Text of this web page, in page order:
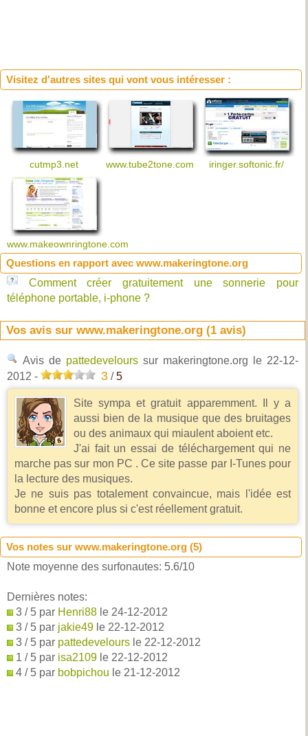
Visitez d'autres sites qui vont vous intéresser :
cutmp3.net www.tube2tone.com iringer.softonic.fr/
www.makeownringtone.com
Questions en rapport avec www.makeringtone.org
Comment créer gratuitement une sonnerie pour
téléphone portable, i-phone ?
Vos avis sur www.makeringtone.org (1 avis)
Avis de pattedevelours sur makeringtone.org le 22-12-
2012 - 3 /5
Site sympa et gratuit apparemment. Il y a
aussi bien de la musique que des bruitages
ou des animaux qui miaulent aboient etc.
J'ai fait un essai de téléchargement qui ne
marche pas sur mon PC . Ce site passe par I-Tunes pour
la lecture des musiques.
Je ne suis pas totalement convaincue, mais l'idée est
bonne et encore plus si c'est réellement gratuit.
Vos notes sur www.makeringtone.org (5)
Note moyenne des surfonautes: 5.6/10
Dernières notes:
3 / 5 par Henri88 le 24-12-2012
3 / 5 par jakie49 le 22-12-2012
3 / 5 par pattedevelours le 22-12-2012
1 / 5 par isa2109 le 22-12-2012
4 / 5 par bobpichou le 21-12-2012